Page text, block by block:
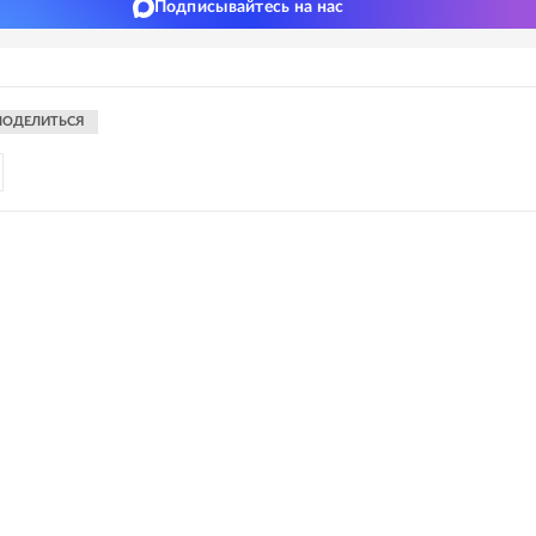
Подписывайтесь на нас